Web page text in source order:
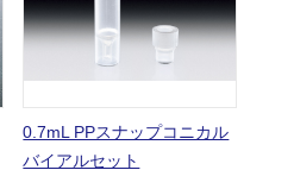
0.7mL PPスナップコニカル
バイアルセット